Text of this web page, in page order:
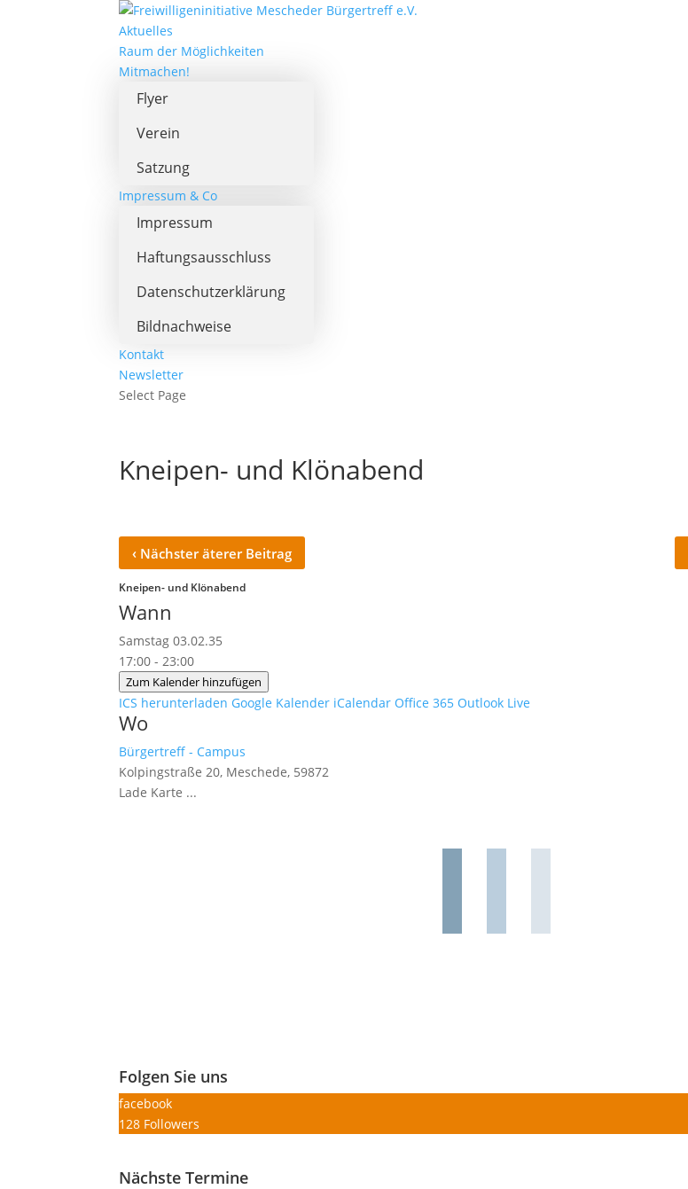
Aktuelles
Raum der Möglichkeiten
Mitmachen!
Flyer
Verein
Satzung
Impressum & Co
Impressum
Haftungsausschluss
Datenschutzerklärung
Bildnachweise
Kontakt
Newsletter
Select Page
Kneipen- und Klönabend
‹ Nächster äterer Beitrag
Kneipen- und Klönabend
Wann
Samstag 03.02.35
17:00 - 23:00
Zum Kalender hinzufügen
ICS herunterladen Google Kalender iCalendar Office 365 Outlook Live
Wo
Bürgertreff - Campus
Kolpingstraße 20, Meschede, 59872
Lade Karte ...
Folgen Sie uns
facebook
128 Followers
Nächste Termine